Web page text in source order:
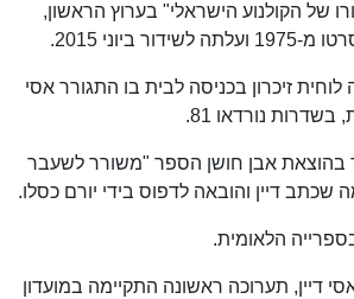
של הקולנוע הישראלי" בערוץ הראשון,
ביוני 2015.
זיכרון בכניסה לבית בו התגורר אסי
בשדרות נורדאו 81.
יצא לאור בהוצאת אבן חושן הספר "משורר לשעבר
דיין והובאה לדפוס בידי יורם כסלו.
הלאומית.
דיין, תערוכה ראשונה התקיימה במועדון